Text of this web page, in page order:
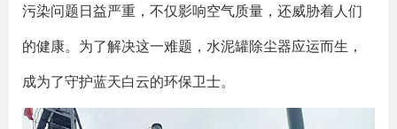
污染问题日益严重，不仅影响空气质量，还威胁着人们
的健康。为了解决这一难题，水泥罐除尘器应运而生，
成为了守护蓝天白云的环保卫士。